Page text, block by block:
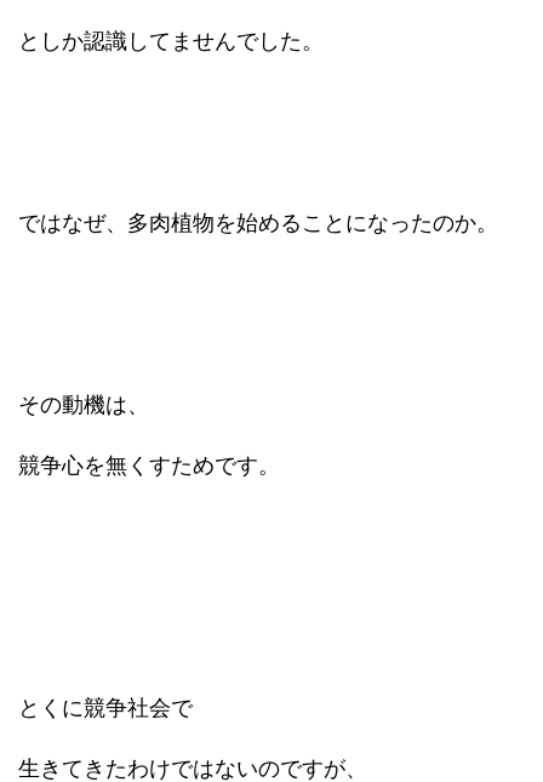
としか認識してませんでした。
ではなぜ、多肉植物を始めることになったのか。
その動機は、
競争心を無くすためです。
とくに競争社会で
生きてきたわけではないのですが、